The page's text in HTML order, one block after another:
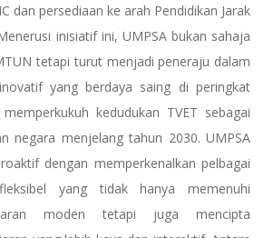
dan persediaan ke arah Pendidikan Jarak
inisiatif ini, UMPSA bukan sahaja
tetapi turut menjadi peneraju dalam
yang berdaya saing di peringkat
kedudukan TVET sebagai
negara menjelang tahun 2030. UMPSA
dengan memperkenalkan pelbagai
yang tidak hanya memenuhi
moden tetapi juga mencipta